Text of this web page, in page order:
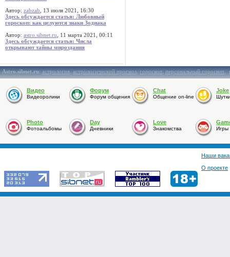
Автор: zabzab , 13 июля 2021, 16:30
Здесь обсуждается статья: Любовный
гороскоп: как целуются знаки Зодиака
Автор: astro.sibnet.ru , 11 марта 2021, 00:11
Здесь обсуждается статья: Числа
открывают тайны мироздания
Astro.sibnet.ru:астрология,астрологический прогноз,гороскоп,персональный гороскоп,
Видео
Видеоролики
Форум
Форум общения
Chat
Общение on-line
Joke
Photo
Фотоальбомы
Day
Дневники
Love
Знакомства Игры
Наши
О проекте